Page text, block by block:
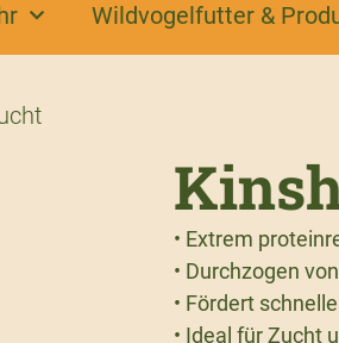
Wildvogelfutter &
• Extrem
• Durchzogen
• Fördert
• Ideal für Zucht